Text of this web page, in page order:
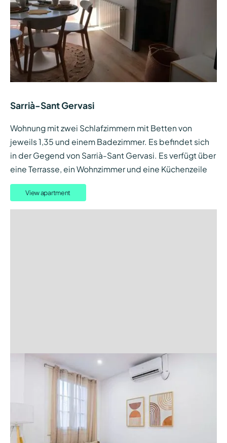
Sarrià-Sant Gervasi
Wohnung mit zwei Schlafzimmern mit Betten von
jeweils 1,35 und einem Badezimmer. Es befindet sich
in der Gegend von Sarrià-Sant Gervasi. Es verfügt über
eine Terrasse, ein Wohnzimmer und eine Küchenzeile
View apartment